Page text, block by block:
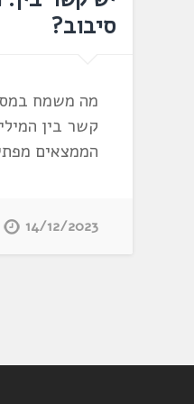
סיבוב?
מה משמח
קשר בין
הממצאים
14/12/2023